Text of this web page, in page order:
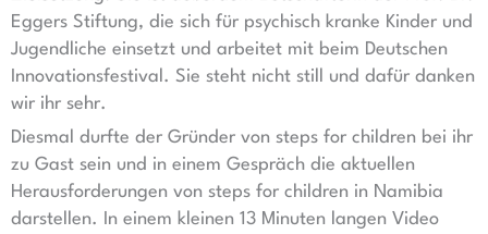
Eggers Stiftung, die sich für psychisch kranke Kinder und
Jugendliche einsetzt und arbeitet mit beim Deutschen
Innovationsfestival. Sie steht nicht still und dafür danken
wir ihr sehr.
Diesmal durfte der Gründer von steps for children bei ihr
zu Gast sein und in einem Gespräch die aktuellen
Herausforderungen von steps for children in Namibia
darstellen. In einem kleinen 13 Minuten langen Video